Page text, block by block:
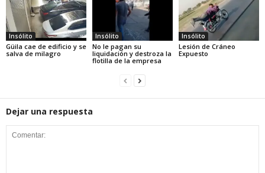
Insólito
Güila cae de edificio y se
salva de milagro
Insólito
No le pagan su
liquidación y destroza la
flotilla de la empresa
Insólito
Lesión de Cráneo
Expuesto
Dejar una respuesta